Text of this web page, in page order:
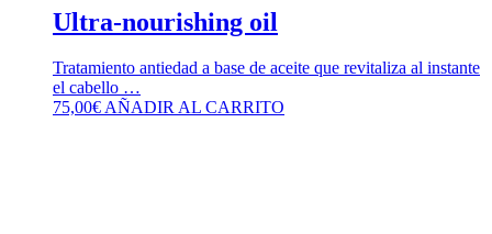
Ultra-nourishing oil
Tratamiento antiedad a base de aceite que revitaliza al instante
el cabello …
75,00€AÑADIR AL CARRITO